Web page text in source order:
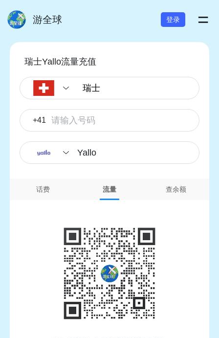
游全球 登录 =
瑞士Yallo流量充值
+41
Yallo
话费 流量 查余额